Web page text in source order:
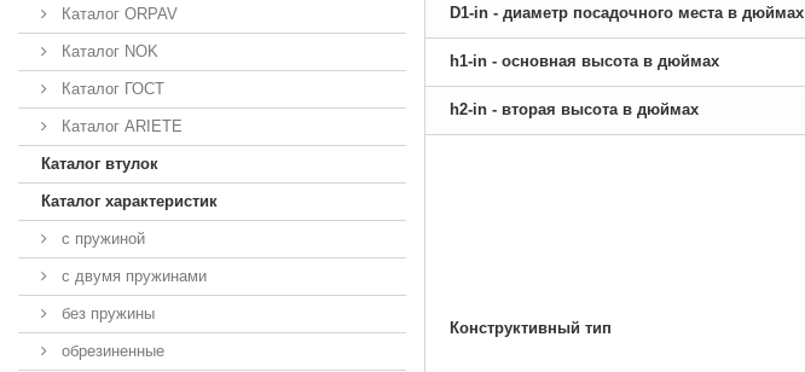
Каталог ORPAV
Каталог NOK
Каталог ГОСТ
Каталог ARIETE
Каталог втулок
Каталог характеристик
с пружиной
с двумя пружинами
без пружины
обрезиненные
D1-in - диаметр посадочного места в дюймах
h1-in - основная высота в дюймах
h2-in - вторая высота в дюймах
Конструктивный тип